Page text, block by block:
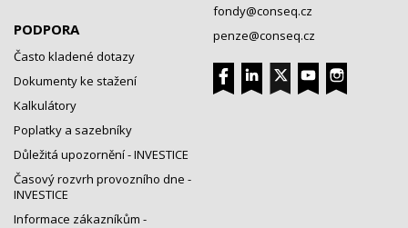
PODPORA
Často kladené dotazy
Dokumenty ke stažení
Kalkulátory
Poplatky a sazebníky
Důležitá upozornění - INVESTICE
Časový rozvrh provozního dne -
INVESTICE
Informace zákazníkům -
fondy@conseq.cz
penze@conseq.cz